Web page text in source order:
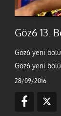
Göz6 13.
Göz6 yeni
Göz6 yeni
28/09/2016